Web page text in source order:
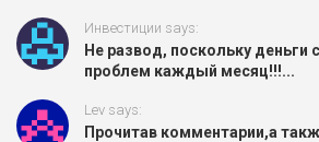
Инвестиции says:
Не развод, поскольку деньги
проблем каждый месяц!!!...
Lev says:
Прочитав комментарии,а